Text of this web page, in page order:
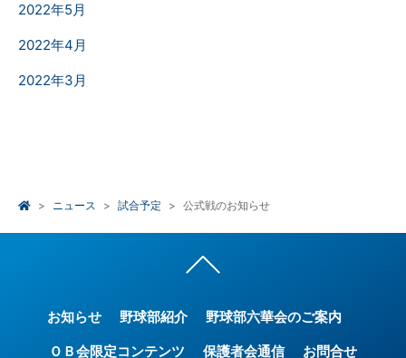
2022年5月
2022年4月
2022年3月
ニュース 試合予定 公式戦のお知らせ
お知らせ 野球部紹介 野球部六華会のご案内
ＯＢ会限定コンテンツ 保護者会通信 お問合せ